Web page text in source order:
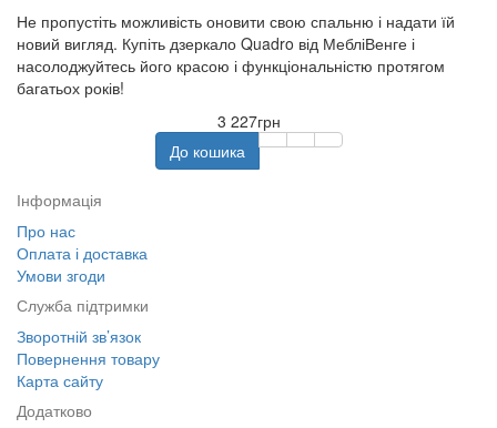
Не пропустіть можливість оновити свою спальню і надати їй
новий вигляд. Купіть дзеркало Quadro від МебліВенге і
насолоджуйтесь його красою і функціональністю протягом
багатьох років!
3 227грн
До кошика
Інформація
Про нас
Оплата і доставка
Умови згоди
Служба підтримки
Зворотній зв’язок
Повернення товару
Карта сайту
Додатково